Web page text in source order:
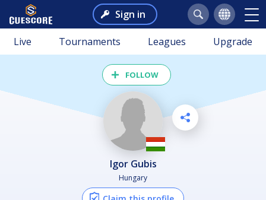
Sign in
Live Tournaments Leagues Upgrade
FOLLOW
Igor Gubis
Hungary